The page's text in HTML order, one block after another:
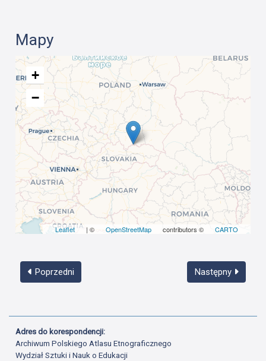
Mapy
+
−
Leaflet | © OpenStreetMap contributors © CARTO
Poprzedni Następny
Adres do korespondencji:
Archiwum Polskiego Atlasu Etnograficznego
Wydział Sztuki i Nauk o Edukacji